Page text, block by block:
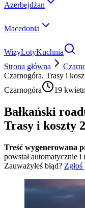
Azerbejdżan
Macedonia
WizyLotyKuchnia
Strona główna
Czarnogóra. Trasy i
Czarnogóra
19
Bałkański
Trasy i koszty
Treść wygenerowana
powstał automatycznie
Zauważyłeś błąd?